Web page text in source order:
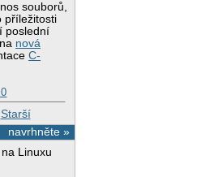
souborů,
příležitosti
poslední
nová
C-
Starší
navrhněte »
Linuxu